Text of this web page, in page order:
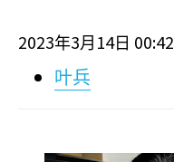
2023年3月 14日 00:42
叶兵